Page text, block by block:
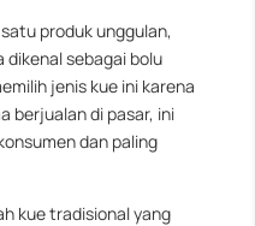
produk unggulan,
sebagai bolu
jenis kue ini karena
berjualan di pasar, ini
dan paling
kue tradisional yang